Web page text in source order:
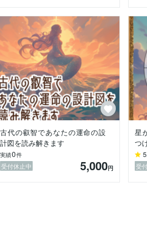
明確な方向性を手にする体験を、
あなたに届けたい──
それが私、星乃の願いです。
✼••┈┈┈┈┈┈┈┈┈┈┈••✼
最後に、あなたへのメッセージ
もしいま、心の中にモヤがあるなら、
その霧が晴れる“きっかけ”を、
ぜひこの手で受け取ってください。
星とカードが導くあなたの未来は、
必ず、新たな光に満ちています。
迷わなくて大丈夫。
星とタロット、そして私はあなたを支え
まずは、この一歩を踏み出してください。
あなたの人生に、共に光を紡いでいきま
古代の叡智であなたの運命の設
計図を読み解きます
実績0件
受付休止中 5,000円
星
つ
受